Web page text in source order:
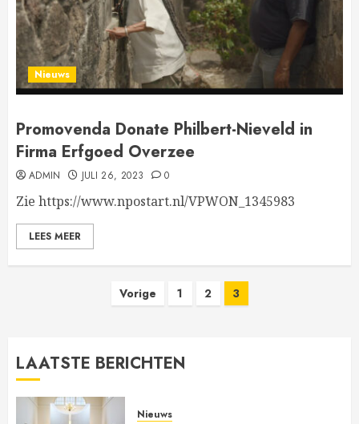
Nieuws
Promovenda Donate Philbert-Nieveld in
Firma Erfgoed Overzee
ADMIN JULI 26, 2023 0
Zie https://www.npostart.nl/VPWON_1345983
LEES MEER
Berichten
Vorige 1 2 3
LAATSTE BERICHTEN
Nieuws